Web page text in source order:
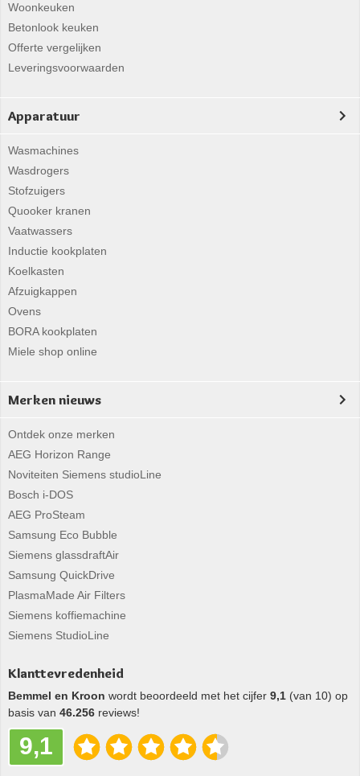
Woonkeuken
Betonlook keuken
Offerte vergelijken
Leveringsvoorwaarden
Apparatuur
Wasmachines
Wasdrogers
Stofzuigers
Quooker kranen
Vaatwassers
Inductie kookplaten
Koelkasten
Afzuigkappen
Ovens
BORA kookplaten
Miele shop online
Merken nieuws
Ontdek onze merken
AEG Horizon Range
Noviteiten Siemens studioLine
Bosch i-DOS
AEG ProSteam
Samsung Eco Bubble
Siemens glassdraftAir
Samsung QuickDrive
PlasmaMade Air Filters
Siemens koffiemachine
Siemens StudioLine
Klanttevredenheid
Bemmel en Kroon wordt beoordeeld met het cijfer 9,1 (van 10) op
basis van 46.256 reviews!
9,1